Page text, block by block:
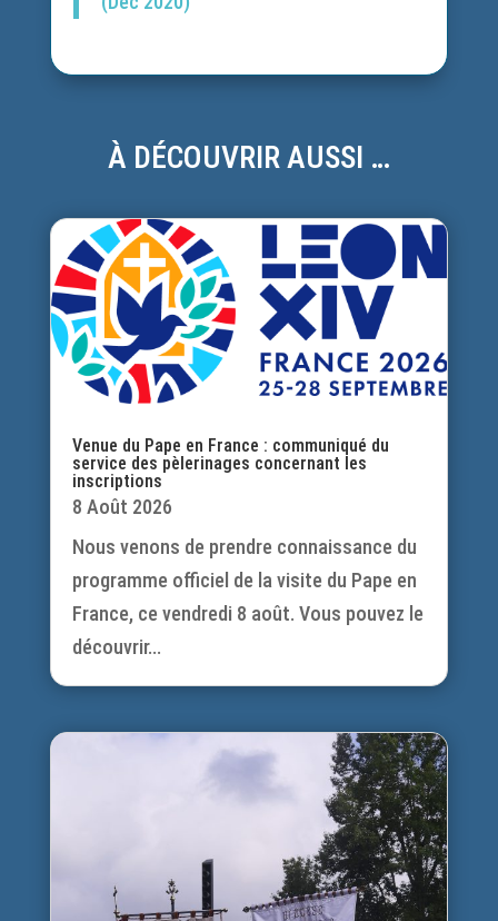
À DÉCOUVRIR AUSSI …
Venue du Pape en France : communiqué du
service des pèlerinages concernant les
inscriptions
8 Août 2026
Nous venons de prendre connaissance du
programme officiel de la visite du Pape en
France, ce vendredi 8 août. Vous pouvez le
découvrir...